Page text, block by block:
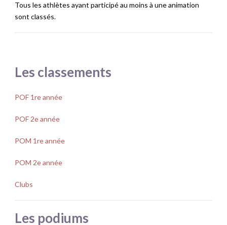
Tous les athlètes ayant participé au moins à une animation
sont classés.
Les classements
POF 1re année
POF 2e année
POM 1re année
POM 2e année
Clubs
Les podiums